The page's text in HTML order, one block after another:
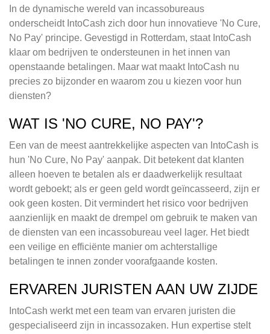
In de dynamische wereld van incassobureaus
onderscheidt IntoCash zich door hun innovatieve 'No Cure,
No Pay' principe. Gevestigd in Rotterdam, staat IntoCash
klaar om bedrijven te ondersteunen in het innen van
openstaande betalingen. Maar wat maakt IntoCash nu
precies zo bijzonder en waarom zou u kiezen voor hun
diensten?
WAT IS 'NO CURE, NO PAY'?
Een van de meest aantrekkelijke aspecten van IntoCash is
hun 'No Cure, No Pay' aanpak. Dit betekent dat klanten
alleen hoeven te betalen als er daadwerkelijk resultaat
wordt geboekt; als er geen geld wordt geïncasseerd, zijn er
ook geen kosten. Dit vermindert het risico voor bedrijven
aanzienlijk en maakt de drempel om gebruik te maken van
de diensten van een incassobureau veel lager. Het biedt
een veilige en efficiënte manier om achterstallige
betalingen te innen zonder voorafgaande kosten.
ERVAREN JURISTEN AAN UW ZIJDE
IntoCash werkt met een team van ervaren juristen die
gespecialiseerd zijn in incassozaken. Hun expertise stelt